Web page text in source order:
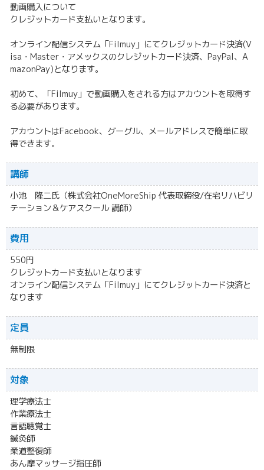
動画購入について
クレジットカード支払いとなります。
オンライン配信システム「Filmuy」にてクレジットカード決済(V
isa・Master・アメックスのクレジットカード決済、PayPal、A
mazonPay)となります。
初めて、「Filmuy」で動画購入をされる方はアカウントを取得す
る必要があります。
アカウントはFacebook、グーグル、メールアドレスで簡単に取
得できます。
講師
小池 隆二氏（株式会社OneMoreShip 代表取締役/在宅リハビリ
テーション＆ケアスクール 講師）
費用
550円
クレジットカード支払いとなります
オンライン配信システム「Filmuy」にてクレジットカード決済と
なります
定員
無制限
対象
理学療法士
作業療法士
言語聴覚士
鍼灸師
柔道整復師
あん摩マッサージ指圧師